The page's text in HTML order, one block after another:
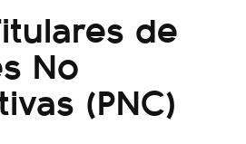
de
No
(PNC)